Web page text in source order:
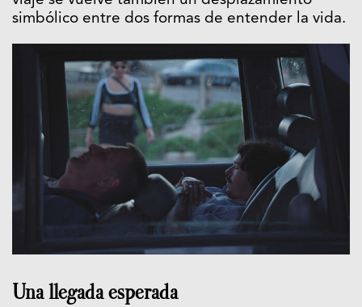
simbólico entre dos formas de entender la vida.
Una llegada esperada